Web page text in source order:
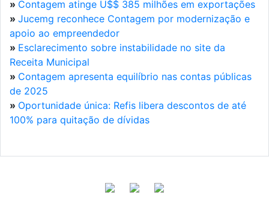
» Contagem atinge U$$ 385 milhões em exportações
» Jucemg reconhece Contagem por modernização e
apoio ao empreendedor
» Esclarecimento sobre instabilidade no site da
Receita Municipal
» Contagem apresenta equilíbrio nas contas públicas
de 2025
» Oportunidade única: Refis libera descontos de até
100% para quitação de dívidas